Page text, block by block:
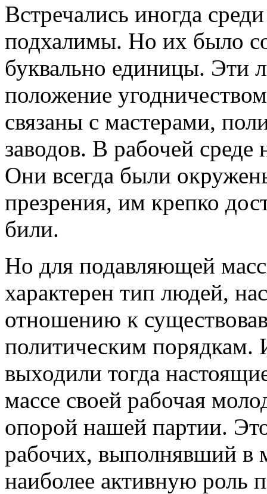
Встречались иногда
подхалимы. Но их было
буквально единицы. Эти
положение
связаны с мастерами,
заводов. В рабочей
Они всегда были
презрения, им крепко
били.
Но для подавляющей
характерен тип людей,
отношению к
политическим порядкам.
выходили тогда
массе своей рабочая
опорой нашей партии.
рабочих, выполнявший в
наиболее активную роль